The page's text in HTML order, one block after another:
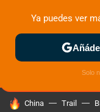
ZONA DE PRUEBAS
HOY SE HABLA DE
China Trail
Ya puedes ver
Solo